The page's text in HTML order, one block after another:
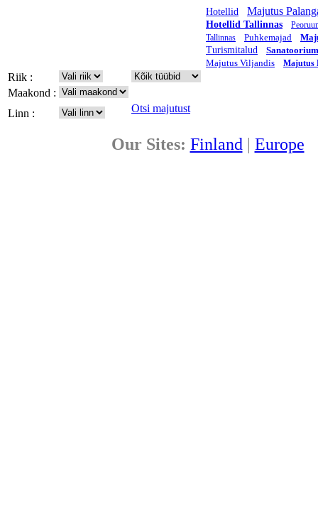
Hotellid Majutus
Hotellid Tallinnas
Tallinnas
Puhkemajad
Turismitalud
Majutus Viljandis
Majutus
Riik :
Maakond :
Linn :
Otsi majutust
Our Sites: Finland | Europe